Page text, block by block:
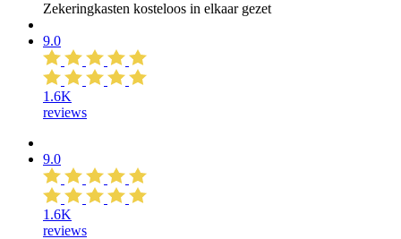
Zekeringkasten kosteloos in elkaar gezet
9.0
1.6K
reviews
9.0
1.6K
reviews